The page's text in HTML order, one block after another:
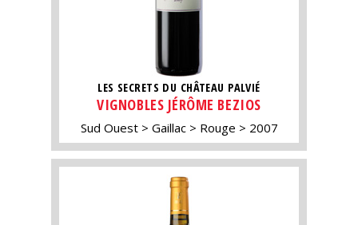
LES SECRETS DU CHÂTEAU PALVIÉ
VIGNOBLES JÉRÔME BEZIOS
Sud Ouest Gaillac Rouge 2007